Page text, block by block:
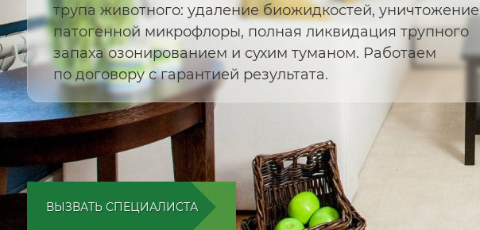
трупа животного: удаление биожидкостей, уничтожение
патогенной микрофлоры, полная ликвидация трупного
запаха озонированием и сухим туманом. Работаем
по договору с гарантией результата.
ВЫЗВАТЬ СПЕЦИАЛИСТА